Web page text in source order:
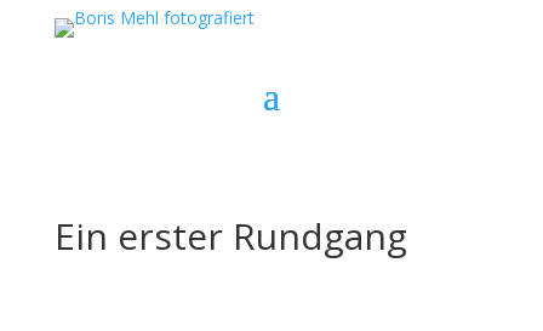
Ein erster Rundgang